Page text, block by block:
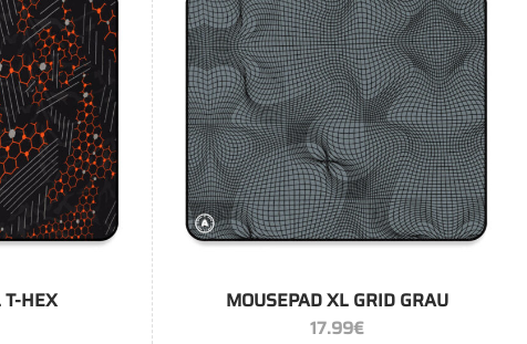
T-HEX
MOUSEPAD XL GRID GRAU
17.99€